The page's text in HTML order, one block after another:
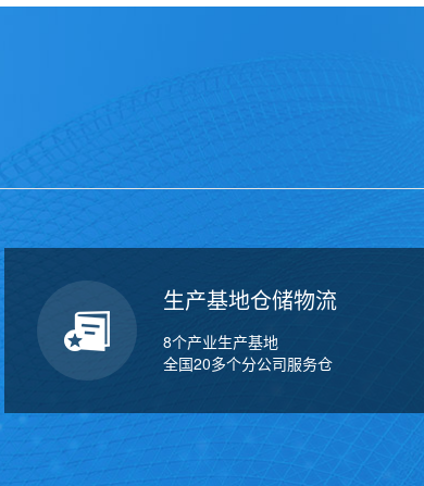
生产基地仓储物流
8个产业生产基地
全国20多个分公司服务仓